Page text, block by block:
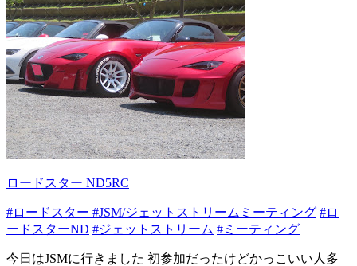
ロードスター ND5RC
#ロードスター #JSM/ジェットストリームミーティング #ロ
ードスターND #ジェットストリーム #ミーティング
今日はJSMに行きました 初参加だったけどかっこいい人多